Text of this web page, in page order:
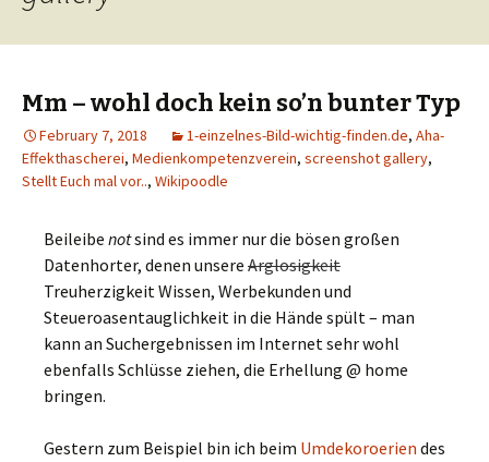
Mm – wohl doch kein so’n bunter Typ
February 7, 2018 1-einzelnes-Bild-wichtig-finden.de, Aha-
Effekthascherei, Medienkompetenzverein, screenshot gallery,
Stellt Euch mal vor.., Wikipoodle
Beileibe notsind es immer nur die bösen großen
Datenhorter, denen unsere Arglosigkeit
Treuherzigkeit Wissen, Werbekunden und
Steueroasentauglichkeit in die Hände spült – man
kann an Suchergebnissen im Internet sehr wohl
ebenfalls Schlüsse ziehen, die Erhellung @ home
bringen.
Gestern zum Beispiel bin ich beim Umdekoroerien des